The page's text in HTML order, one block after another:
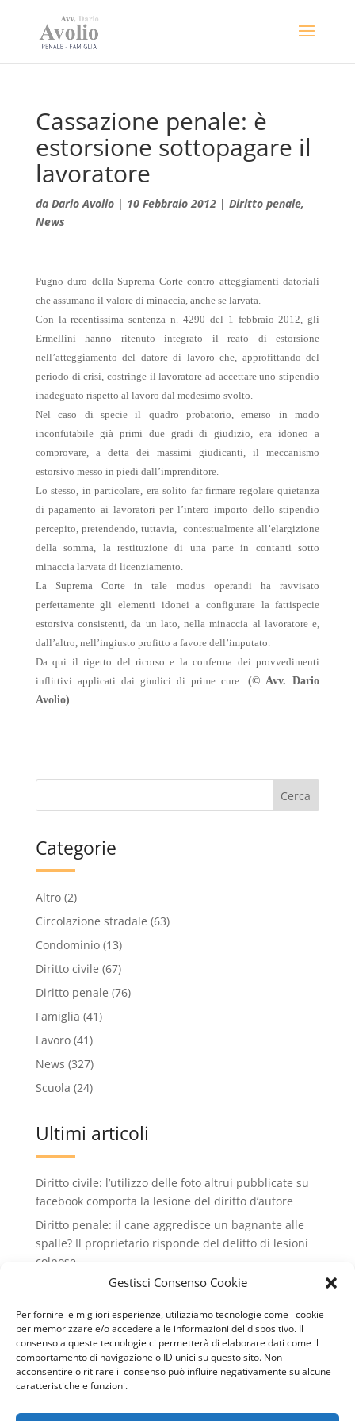
Gestisci Consenso Cookie
Per fornire le migliori esperienze, utilizziamo tecnologie come i cookie
per memorizzare e/o accedere alle informazioni del dispositivo. Il
consenso a queste tecnologie ci permetterà di elaborare dati come il
comportamento di navigazione o ID unici su questo sito. Non
acconsentire o ritirare il consenso può influire negativamente su alcune
caratteristiche e funzioni.
Cassazione penale: è
estorsione sottopagare il
lavoratore
da Dario Avolio| 10 Febbraio 2012| Diritto penale,
News
Pugno duro della Suprema Corte contro atteggiamenti datoriali
che assumano il valore di minaccia, anche se larvata.
Con la recentissima sentenza n. 4290 del 1 febbraio 2012, gli
Ermellini hanno ritenuto integrato il reato di estorsione
nell’atteggiamento del datore di lavoro che, approfittando del
periodo di crisi, costringe il lavoratore ad accettare uno stipendio
inadeguato rispetto al lavoro dal medesimo svolto.
Nel caso di specie il quadro probatorio, emerso in modo
inconfutabile già primi due gradi di giudizio, era idoneo a
comprovare, a detta dei massimi giudicanti, il meccanismo
estorsivo messo in piedi dall’imprenditore.
Lo stesso, in particolare, era solito far firmare regolare quietanza
di pagamento ai lavoratori per l’intero importo dello stipendio
percepito, pretendendo, tuttavia, contestualmente all’elargizione
della somma, la restituzione di una parte in contanti sotto
minaccia larvata di licenziamento.
La Suprema Corte in tale modus operandi ha ravvisato
perfettamente gli elementi idonei a configurare la fattispecie
estorsiva consistenti, da un lato, nella minaccia al lavoratore e,
dall’altro, nell’ingiusto profitto a favore dell’imputato.
Da qui il rigetto del ricorso e la conferma dei provvedimenti
inflittivi applicati dai giudici di prime cure. (© Avv. Dario
Avolio)
Categorie
Altro(2)
Circolazione stradale (63)
Condominio(13)
Diritto civile (67)
Diritto penale (76)
Famiglia (41)
Lavoro(41)
News (327)
Scuola (24)
Ultimi articoli
Diritto civile: l’utilizzo delle foto altrui pubblicate su
facebook comporta la lesione del diritto d’autore
Diritto penale: il cane aggredisce un bagnante alle
spalle? Il proprietario risponde del delitto di lesioni
colpose.
Condominio: no all'installazione di condizionatori
Lavoro: valido il licenziamento intimato via wathsApp
Diritto civile: il conduttore può recedere dal contratto
di locazione se il cane del vicino abbaia
continuamente